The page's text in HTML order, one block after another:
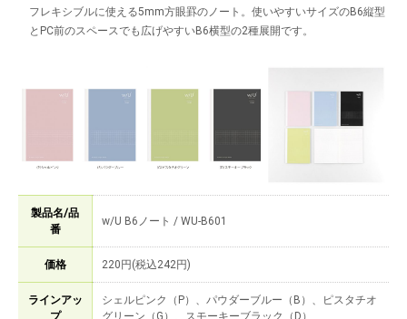
フレキシブルに使える5mm方眼罫のノート。使いやすいサイズのB6縦型
とPC前のスペースでも広げやすいB6横型の2種展開です。
製品名/品
番
w/U B6ノート / WU-B601
価格 220円(税込242円)
ラインアッ
プ
シェルピンク（P）、パウダーブルー（B）、ピスタチオ
グリーン（G）、スモーキーブラック（D）